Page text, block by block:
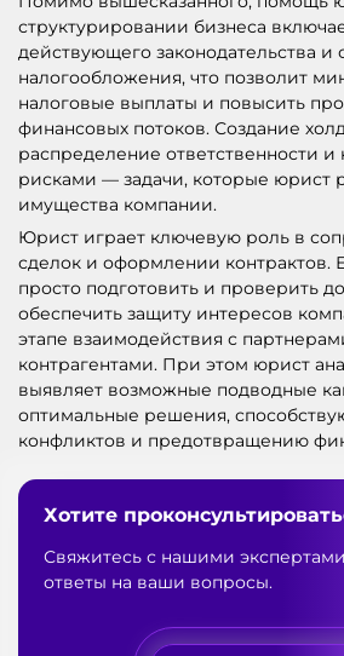
структурировании бизнеса
действующего законодательства и
налогообложения, что позволит
налоговые выплаты и повысить
финансовых потоков. Создание
распределение ответственности и
рисками — задачи, которые юрист
имущества компании.
Юрист играет ключевую роль в
сделок и оформлении контрактов.
просто подготовить и проверить
обеспечить защиту интересов
этапе взаимодействия с
контрагентами. При этом юрист
выявляет возможные подводные
оптимальные решения,
конфликтов и предотвращению
Хотите
Свяжитесь с нашими
ответы на ваши вопросы.